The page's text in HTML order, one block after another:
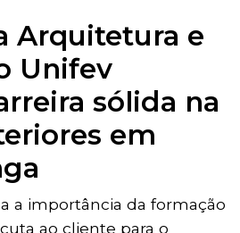
Arquitetura e
Unifev
sólida na
em
a importância da formação
ao cliente para o